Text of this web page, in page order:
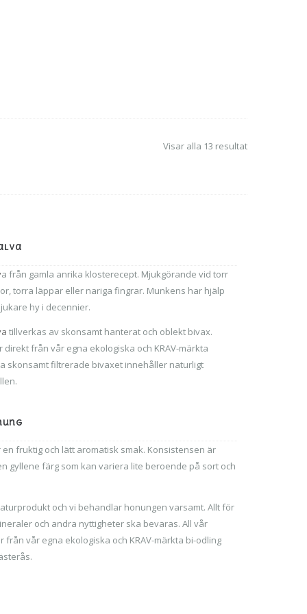
Visar alla 13 resultatSortera
a från gamla anrika klosterecept. Mjukgörande vid torr
torra läppar eller nariga fingrar. Munkens har hjälp
hy i decennier.
tillverkas av skonsamt hanterat och oblekt bivax.
direkt från vår egna ekologiska och KRAV-märkta
skonsamt filtrerade bivaxet innehåller naturligt
fruktig och lätt aromatisk smak. Konsistensen är
gyllene färg som kan variera lite beroende på sort och
och vi behandlar honungen varsamt. Allt för
och andra nyttigheter ska bevaras. All vår
från vår egna ekologiska och KRAV-märkta bi-odling